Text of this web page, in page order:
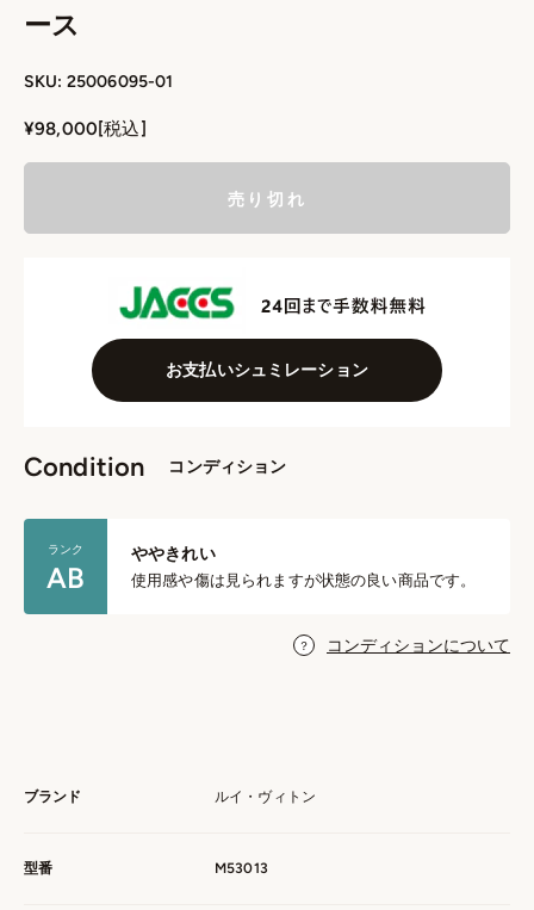
ース
SKU: 25006095-01
セール価格
¥98,000[税込]
売り切れ
お支払いシュミレーション
Condition コンディション
ランク
AB
ややきれい
使用感や傷は見られますが状態の良い商品です。
コンディションについて
ブランド ルイ・ヴィトン
型番 M53013